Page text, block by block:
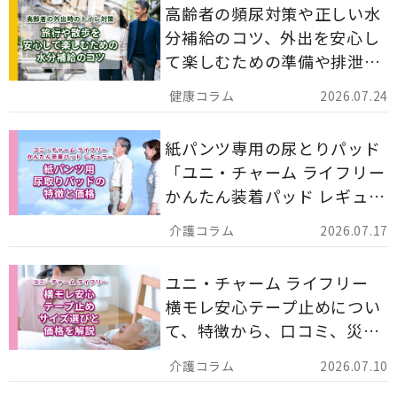
2026.07.24
高齢者の頻尿対策や正しい水
分補給のコツ、外出を安心し
て楽しむための準備や排泄ケ
ア用品の選び方を解説しま
す。
2026.07.17
紙パンツ専用の尿とりパッド
「ユニ・チャーム ライフリー
かんたん装着パッド レギュラ
ー 計162枚」について解説し
ます。
2026.07.10
ユニ・チャーム ライフリー
横モレ安心テープ止めについ
て、特徴から、口コミ、災害
備蓄としての活用法まで分か
りやすく解説します。